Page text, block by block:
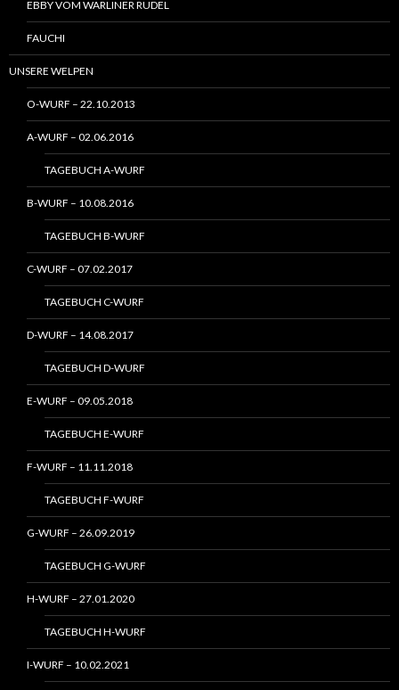
EBBY VOM WARLINER RUDEL
FAUCHI
UNSERE WELPEN
O-WURF – 22.10.2013
A-WURF – 02.06.2016
TAGEBUCH A-WURF
B-WURF – 10.08.2016
TAGEBUCH B-WURF
C-WURF – 07.02.2017
TAGEBUCH C-WURF
D-WURF – 14.08.2017
TAGEBUCH D-WURF
E-WURF – 09.05.2018
TAGEBUCH E-WURF
F-WURF – 11.11.2018
TAGEBUCH F-WURF
G-WURF – 26.09.2019
TAGEBUCH G-WURF
H-WURF – 27.01.2020
TAGEBUCH H-WURF
I-WURF – 10.02.2021